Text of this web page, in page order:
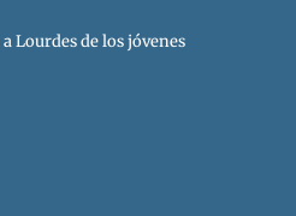
Lourdes de los jóvenes